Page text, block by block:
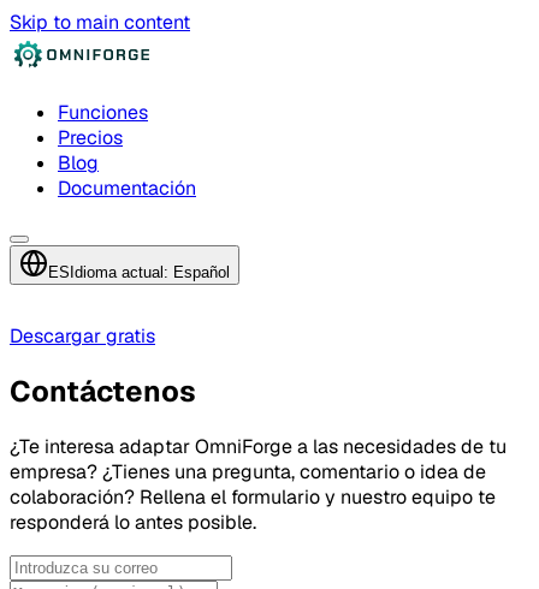
Skip to main content
Funciones
Precios
Blog
Documentación
ES Idioma actual: Español
Descargar gratis
Contáctenos
¿Te interesa adaptar OmniForge a las necesidades de tu
empresa? ¿Tienes una pregunta, comentario o idea de
colaboración? Rellena el formulario y nuestro equipo te
responderá lo antes posible.